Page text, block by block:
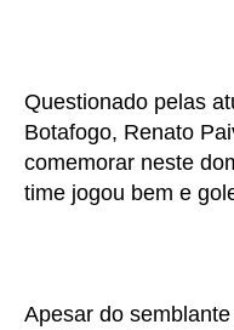
Questionado pelas
Botafogo, Renato
comemorar neste
time jogou bem e
Apesar do